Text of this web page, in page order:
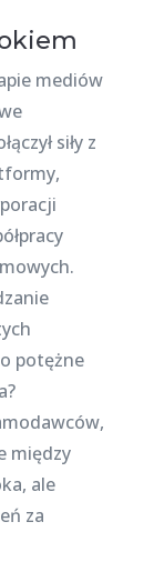
mediów
siły z
potężne
między
ale
za